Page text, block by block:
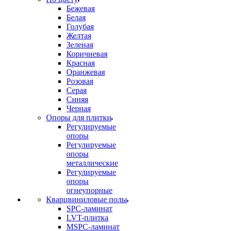
Бежевая
Белая
Голубая
Желтая
Зеленая
Коричневая
Красная
Оранжевая
Розовая
Серая
Синяя
Черная
Опоры для плитки
Регулируемые
опоры
Регулируемые
опоры
металлические
Регулируемые
опоры
огнеупорные
Кварцвиниловые полы
SPC-ламинат
LVT-плитка
MSPC-ламинат